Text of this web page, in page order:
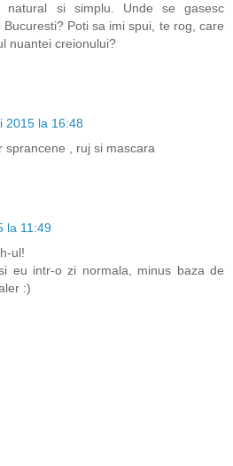
natural si simplu. Unde se gasesc
Poti sa imi spui, te rog, care
nuantei creionului?
2015 la 16:48
sprancene , ruj si mascara
la 11:49
ul!
eu intr-o zi normala, minus baza de
:)